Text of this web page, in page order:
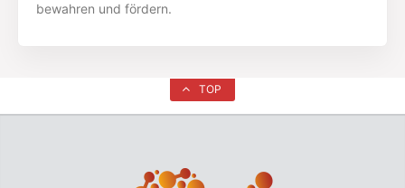
bewahren und fördern.
TOP